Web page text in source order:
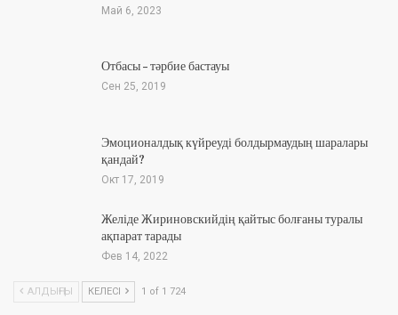
Май 6, 2023
Отбасы – тәрбие бастауы
Сен 25, 2019
Эмоционалдық күйреуді болдырмаудың шаралары
қандай?
Окт 17, 2019
Желіде Жириновскийдің қайтыс болғаны туралы
ақпарат тарады
Фев 14, 2022
АЛДЫҢҒЫ КЕЛЕСІ 1 of 1 724